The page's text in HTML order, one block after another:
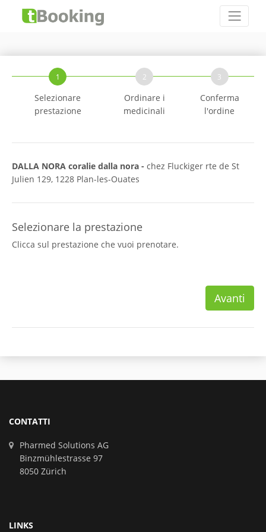
1
Selezionare
prestazione
2
Ordinare i
medicinali
3
Conferma
l'ordine
DALLA NORA coralie dalla nora - chez Fluckiger rte de St
Julien 129, 1228 Plan-les-Ouates
Selezionare la prestazione
Clicca sul prestazione che vuoi prenotare.
Avanti
CONTATTI
Pharmed Solutions AG
Binzmühlestrasse 97
8050 Zürich
LINKS